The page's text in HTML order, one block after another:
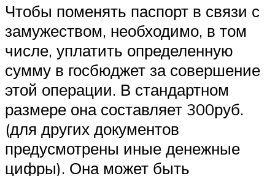
Чтобы поменять паспорт в связи с
замужеством, необходимо, в том
числе, уплатить определенную
сумму в госбюджет за совершение
этой операции. В стандартном
размере она составляет 300руб.
(для других документов
предусмотрены иные денежные
цифры). Она может быть